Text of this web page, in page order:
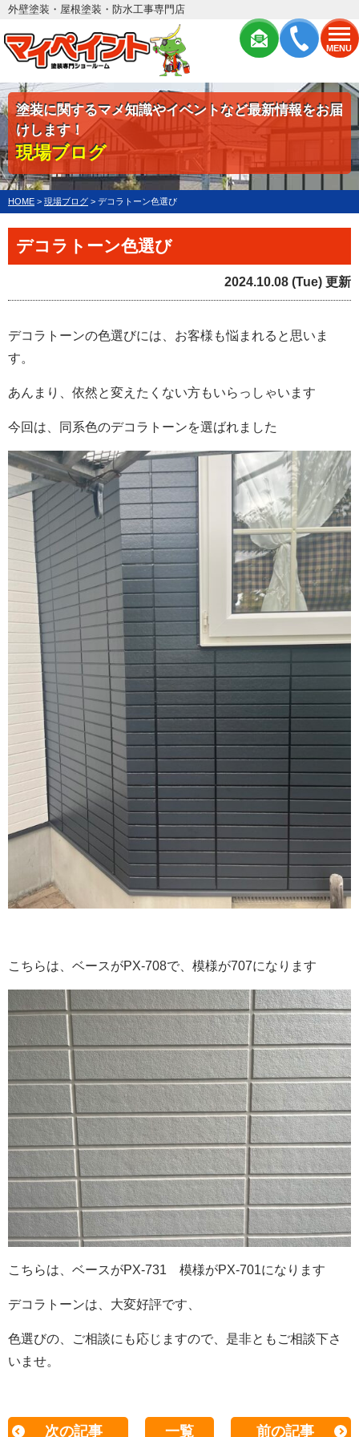
MENU
外壁塗装・屋根塗装・防水工事専門店
塗装に関するマメ知識やイベントなど最新情報をお届
けします！
現場ブログ
HOME > 現場ブログ > デコラトーン色選び
デコラトーン色選び
2024.10.08 (Tue) 更新
デコラトーンの色選びには、お客様も悩まれると思いま
す。
あんまり、依然と変えたくない方もいらっしゃいます
今回は、同系色のデコラトーンを選ばれました
こちらは、ベースがPX-708で、模様が707になります
こちらは、ベースがPX-731 模様がPX-701になります
デコラトーンは、大変好評です、
色選びの、ご相談にも応じますので、是非ともご相談下さ
いませ。
次の記事 一覧 前の記事